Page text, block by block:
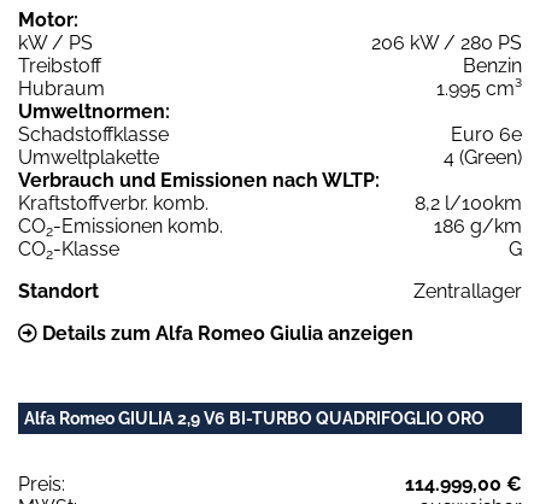
Motor:
kW / PS
206 kW / 280 PS
Treibstoff
Benzin
Hubraum
1.995 cm³
Umweltnormen:
Schadstoffklasse
Euro 6e
Umweltplakette
4 (Green)
Verbrauch und Emissionen nach WLTP:
Kraftstoffverbr. komb.
8,2 l/100km
CO2-Emissionen komb.
186 g/km
CO2-Klasse
G
Standort
Zentrallager
Details zum Alfa Romeo Giulia anzeigen
Alfa Romeo GIULIA 2,9 V6 BI-TURBO QUADRIFOGLIO ORO
Preis:
114.999,00 €